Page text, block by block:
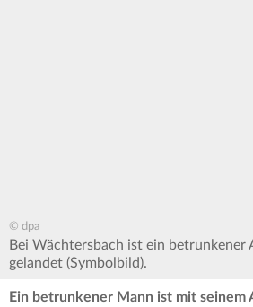
© dpa
Bei Wächtersbach ist ein betrunkener
gelandet (Symbolbild).
Ein betrunkener Mann ist mit seinem